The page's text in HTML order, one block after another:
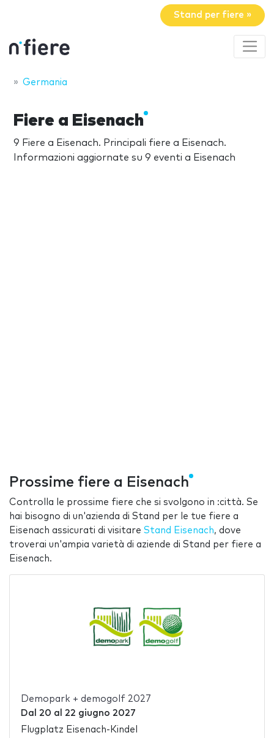
Stand per fiere »
Germania
Fiere a Eisenach
9 Fiere a Eisenach. Principali fiere a Eisenach.
Informazioni aggiornate su 9 eventi a Eisenach
Prossime fiere a Eisenach
Controlla le prossime fiere che si svolgono in :città. Se
hai bisogno di un'azienda di Stand per le tue fiere a
Eisenach assicurati di visitare Stand Eisenach, dove
troverai un'ampia varietà di aziende di Stand per fiere a
Eisenach.
Demopark + demogolf 2027
Dal 20 al 22 giugno 2027
Flugplatz Eisenach-Kindel